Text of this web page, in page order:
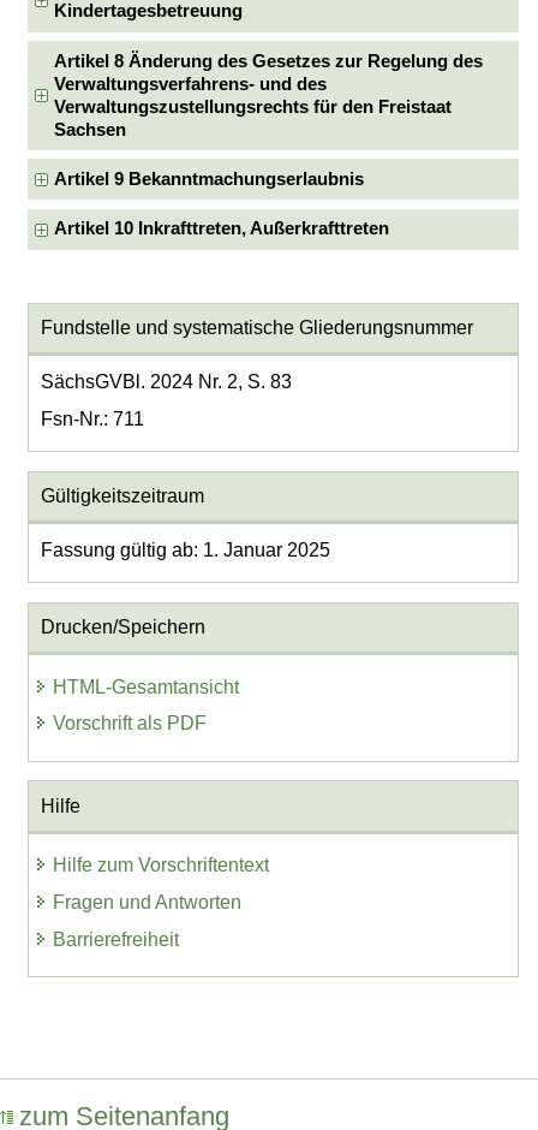
Kindertagesbetreuung
Artikel 8 Änderung des Gesetzes zur Regelung des
Verwaltungsverfahrens- und des
Verwaltungszustellungsrechts für den Freistaat
Sachsen
Artikel 9 Bekanntmachungserlaubnis
Artikel 10 Inkrafttreten, Außerkrafttreten
Fundstelle und systematische Gliederungsnummer
SächsGVBl. 2024 Nr. 2, S. 83
Fsn-Nr.: 711
Gültigkeitszeitraum
Fassung gültig ab: 1. Januar 2025
Drucken/Speichern
HTML-Gesamtansicht
Vorschrift als PDF
Hilfe
Hilfe zum Vorschriftentext
Fragen und Antworten
Barrierefreiheit
zum Seitenanfang